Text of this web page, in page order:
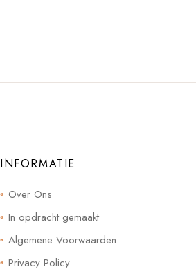
INFORMATIE
Over Ons
In opdracht gemaakt
Algemene Voorwaarden
Privacy Policy